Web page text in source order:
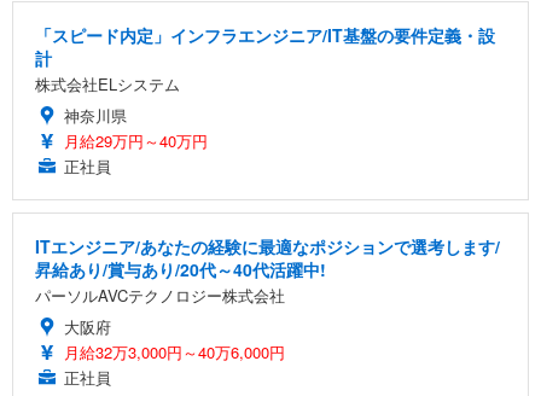
「スピード内定」インフラエンジニア/IT基盤の要件定義・設
計
株式会社ELシステム
神奈川県
月給29万円～40万円
正社員
ITエンジニア/あなたの経験に最適なポジションで選考します/
昇給あり/賞与あり/20代～40代活躍中!
パーソルAVCテクノロジー株式会社
大阪府
月給32万3,000円～40万6,000円
正社員